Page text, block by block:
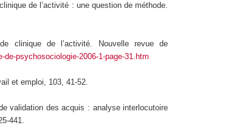
de l’activité : une question de méthode.
clinique de l’activité. Nouvelle revue de
de-psychosociologie-2006-1-page-31.htm
et emploi, 103, 41-52.
validation des acquis : analyse interlocutoire
441.